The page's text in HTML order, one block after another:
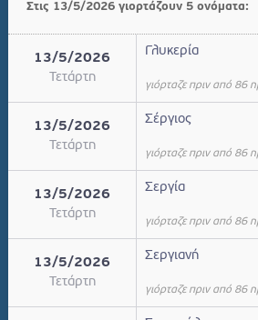
Στις 13/5/2026 γιορτάζουν 5 ονόματα:
13/5/2026
Τετάρτη
Γλυκερία
γιόρταζε πριν από 86
13/5/2026
Τετάρτη
Σέργιος
γιόρταζε πριν από 86
13/5/2026
Τετάρτη
Σεργία
γιόρταζε πριν από 86
13/5/2026
Τετάρτη
Σεργιανή
γιόρταζε πριν από 86